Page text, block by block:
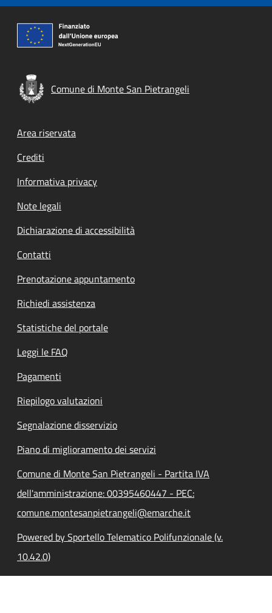
Comune di Monte San Pietrangeli
Footer menu
Area riservata
Crediti
Informativa privacy
Note legali
Dichiarazione di accessibilità
Contatti
Prenotazione appuntamento
Richiedi assistenza
Statistiche del portale
Leggi le FAQ
Pagamenti
Riepilogo valutazioni
Segnalazione disservizio
Piano di miglioramento dei servizi
Comune di Monte San Pietrangeli - Partita IVA
dell'amministrazione: 00395460447 - PEC:
comune.montesanpietrangeli@emarche.it
Powered by Sportello Telematico Polifunzionale (v.
10.42.0)